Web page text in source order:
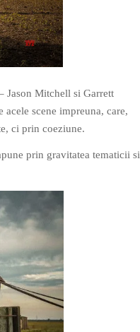
Jason Mitchell si Garrett
scene impreuna, care,
ci prin coeziune.
prin gravitatea tematicii si